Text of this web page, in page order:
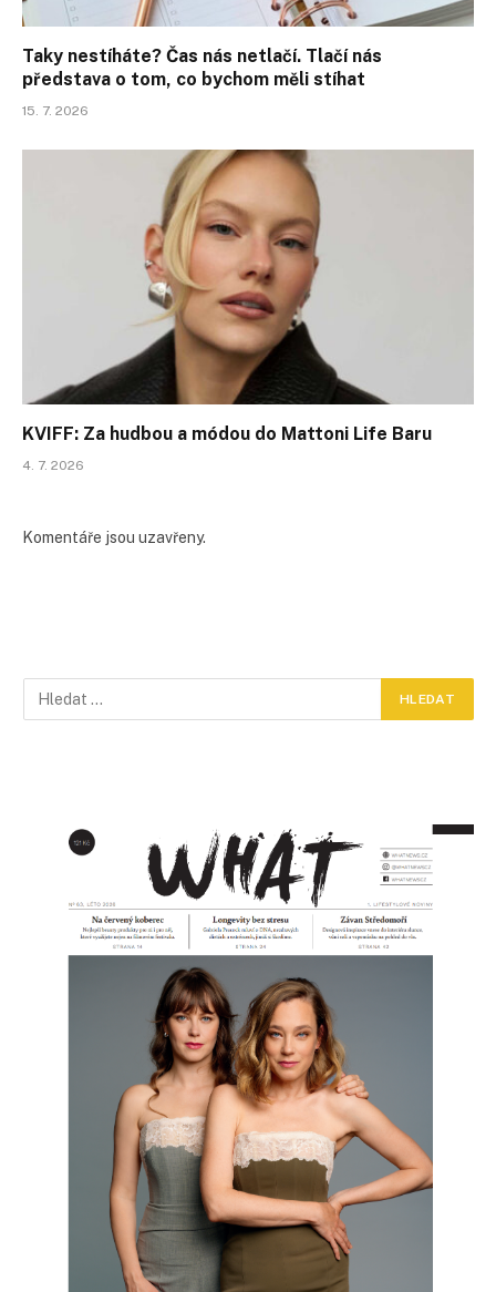
Taky nestíháte? Čas nás netlačí. Tlačí nás
představa o tom, co bychom měli stíhat
15. 7. 2026
KVIFF: Za hudbou a módou do Mattoni Life Baru
4. 7. 2026
Komentáře jsou uzavřeny.